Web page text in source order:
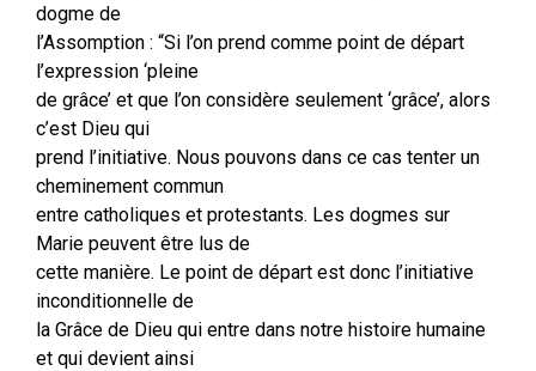
dogme de
l’Assomption : “Si l’on prend comme point de départ
l’expression ‘pleine
de grâce’ et que l’on considère seulement ‘grâce’, alors
c’est Dieu qui
prend l’initiative. Nous pouvons dans ce cas tenter un
cheminement commun
entre catholiques et protestants. Les dogmes sur
Marie peuvent être lus de
cette manière. Le point de départ est donc l’initiative
inconditionnelle de
la Grâce de Dieu qui entre dans notre histoire humaine
et qui devient ainsi